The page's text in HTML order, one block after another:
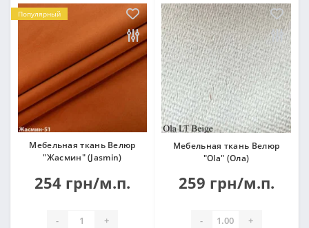
Популярный
Мебельная ткань Велюр
"Жасмин" (Jasmin)
254 грн/м.п.
- +
Мебельная ткань Велюр
"Ola" (Ола)
259 грн/м.п.
- +